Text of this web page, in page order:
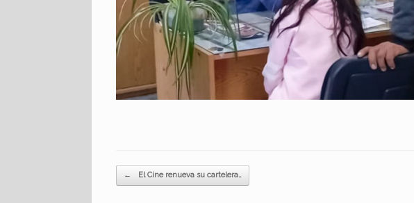
Navegador de artículos
← El Cine renueva su cartelera…